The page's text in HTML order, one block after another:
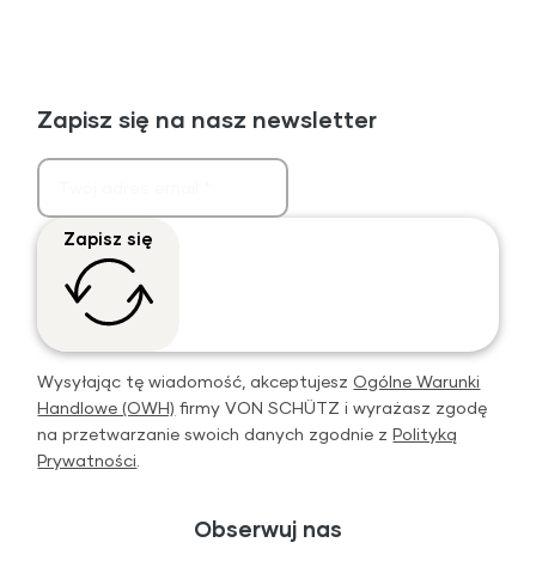
Zapisz się na nasz newsletter
Zapisz się
Wysyłając tę wiadomość, akceptujeszOgólne Warunki
Handlowe (OWH) firmy VON SCHÜTZ i wyrażasz zgodę
na przetwarzanie swoich danych zgodnie zPolityką
Prywatności.
Obserwuj nas